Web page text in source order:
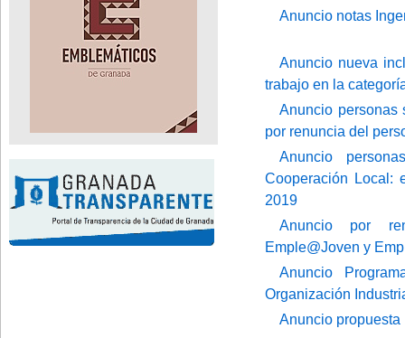
Anuncio notas
Anuncio nueva
trabajo en la
Anuncio personas
por renuncia del
Anuncio
Cooperación Local:
2019
Anuncio por
Emple@Joven y
Anuncio
Organización
Anuncio